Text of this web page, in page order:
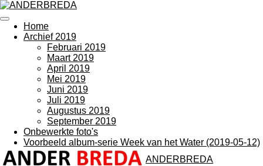
Ga
direct
naar
de
hoofdinhoud
Home
Archief 2019
Februari 2019
Maart 2019
April 2019
Mei 2019
Juni 2019
Juli 2019
Augustus 2019
September 2019
Onbewerkte foto's
Voorbeeld album-serie Week van het Water (2019-05-12)
ANDERBREDA